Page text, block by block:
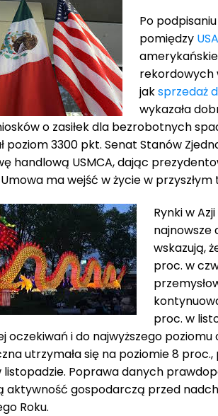
Po
pomiędzy USA
rekordowych
jaksprzedaż
wykazała
o zasiłek dla bezrobotnych
poziom 3300 pkt. Senat Stanów
handlową USMCA, dając
ma wejść w życie w przyszłym
Rynki w
najnowsze
wskazują,
proc. w
proc. w
oczekiwań i do najwyższego poziomu
utrzymała się na poziomie 8
Poprawa danych
aktywność gospodarczą przed
Roku.